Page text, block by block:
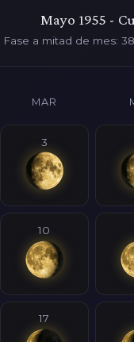
Mayo 1955 -
Fase a mitad de mes:
MAR
3
10
17